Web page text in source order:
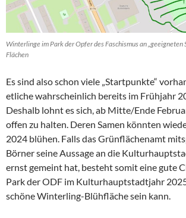
Winterlinge im Park der Opfer des Faschismus an
Flächen
Es sind also schon viele „Startpunkte“
etliche wahrscheinlich bereits im Frühjahr
Deshalb lohnt es sich, ab Mitte/Ende
offen zu halten. Deren Samen könnten
2024 blühen. Falls das Grünflächenamt
Börner seine Aussage an die
ernst gemeint hat, besteht somit eine gute
Park der ODF im Kulturhauptstadtjahr
schöne Winterling-Blühfläche sein kann.